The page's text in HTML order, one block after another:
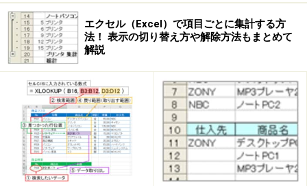
エクセル（Excel）で項目ごとに集計する方
法！ 表示の切り替え方や解除方法もまとめて
解説